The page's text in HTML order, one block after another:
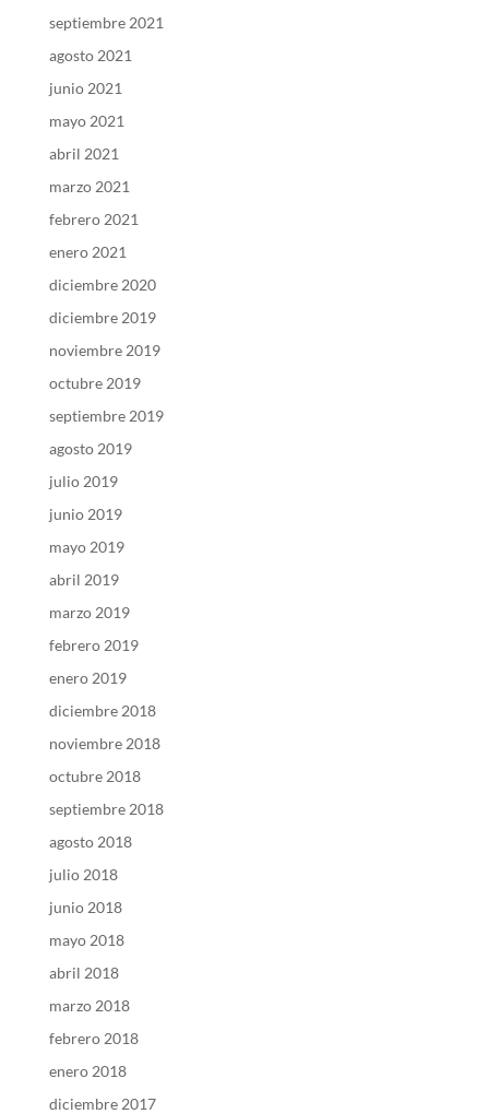
septiembre 2021
agosto 2021
junio 2021
mayo 2021
abril 2021
marzo 2021
febrero 2021
enero 2021
diciembre 2020
diciembre 2019
noviembre 2019
octubre 2019
septiembre 2019
agosto 2019
julio 2019
junio 2019
mayo 2019
abril 2019
marzo 2019
febrero 2019
enero 2019
diciembre 2018
noviembre 2018
octubre 2018
septiembre 2018
agosto 2018
julio 2018
junio 2018
mayo 2018
abril 2018
marzo 2018
febrero 2018
enero 2018
diciembre 2017